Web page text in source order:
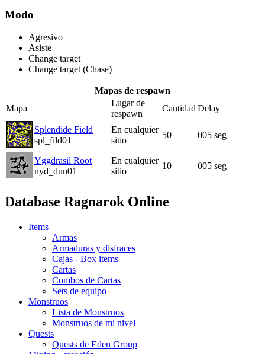
Modo
Agresivo
Asiste
Change target
Change target (Chase)
Mapas de respawn
Mapa
Lugar de
respawn
Cantidad Delay
Splendide Field
spl_fild01
En cualquier
sitio
50 005 seg
Yggdrasil Root
nyd_dun01
En cualquier
sitio
10 005 seg
Database Ragnarok Online
Items
Armas
Armaduras y disfraces
Cajas - Box items
Cartas
Combos de Cartas
Sets de equipo
Monstruos
Lista de Monstruos
Monstruos de mi nivel
Quests
Quests de Eden Group